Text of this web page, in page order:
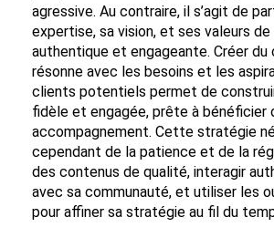
agressive. Au contraire, il s’agit de
expertise, sa vision, et ses valeurs de
authentique et engageante. Créer du
résonne avec les besoins et les
clients potentiels permet de
fidèle et engagée, prête à bénéficier
accompagnement. Cette stratégie
cependant de la patience et de la
des contenus de qualité, interagir
avec sa communauté, et utiliser les
pour affiner sa stratégie au fil du